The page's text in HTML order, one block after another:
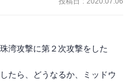
湾攻撃に第２次攻撃をした
たら、どうなるか、ミッドウ